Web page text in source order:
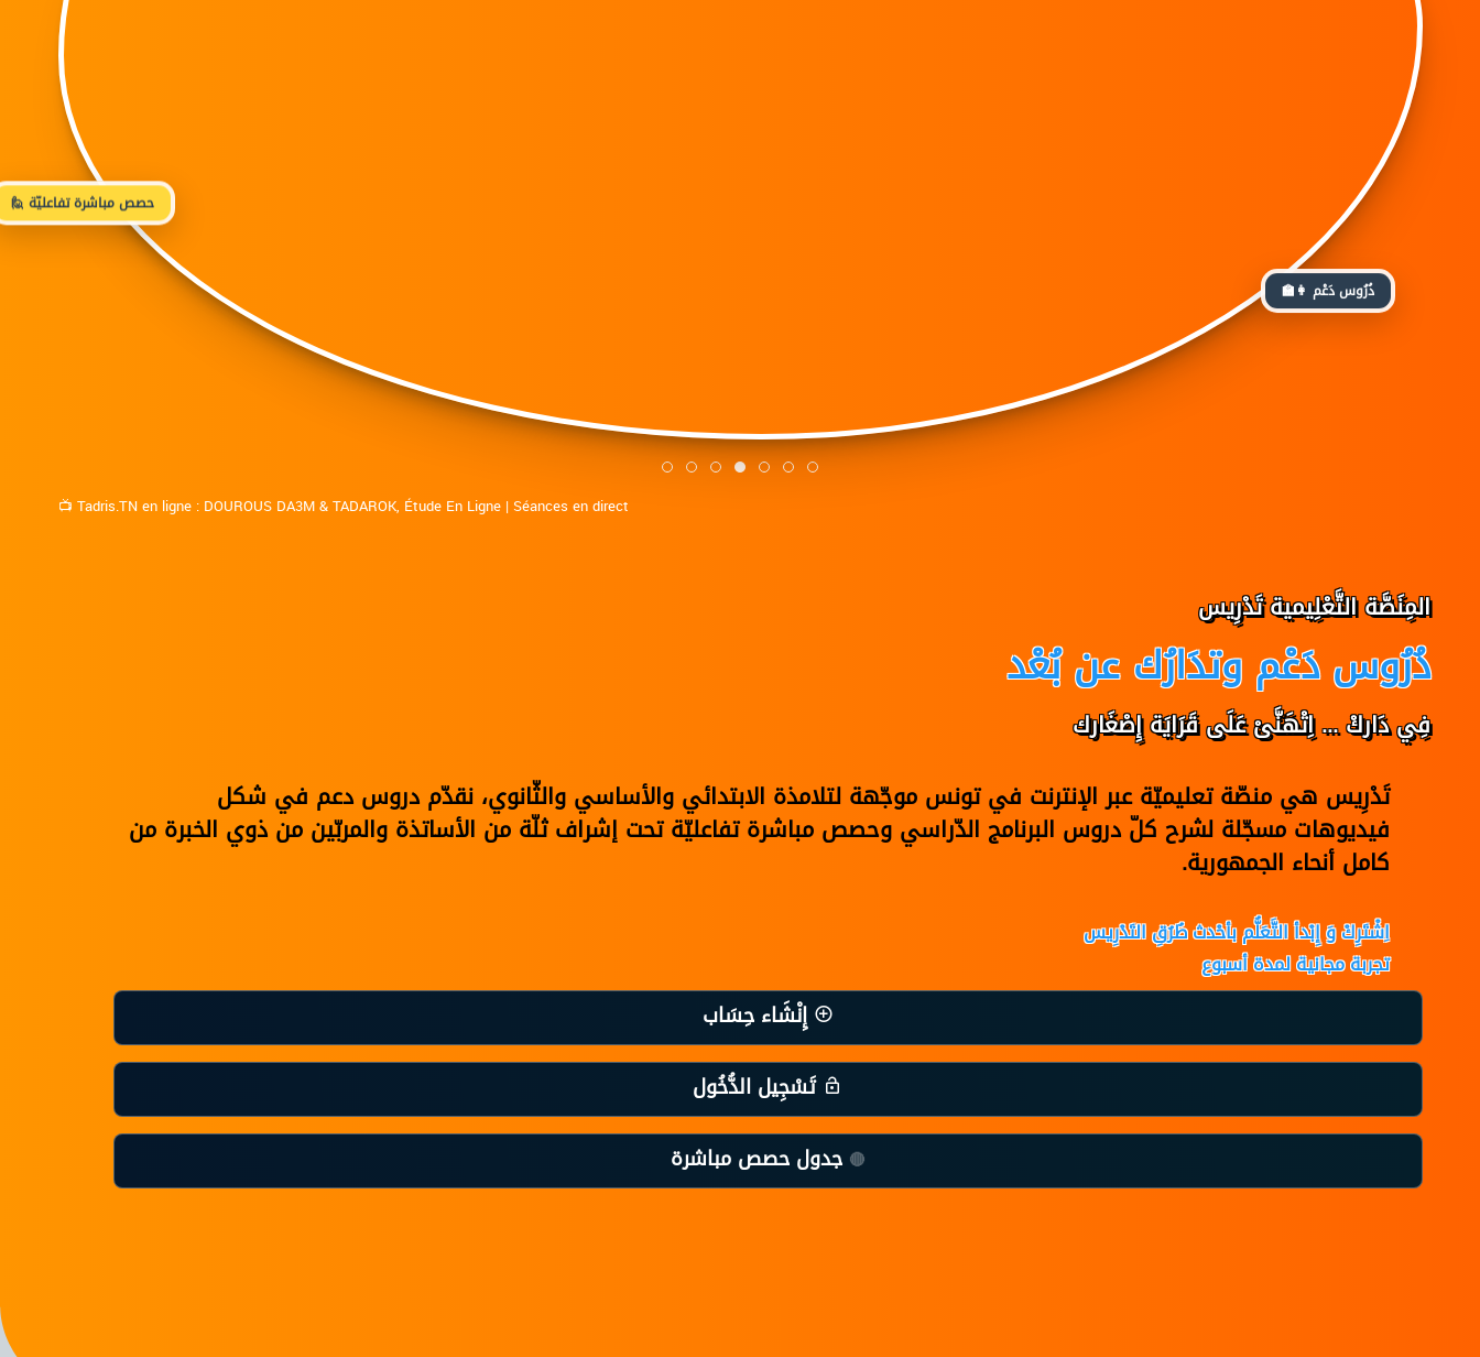
🙋 حصص مباشرة تفاعليّة
👩‍🏫 دُرُوس دَعْم
📺 Tadris.TN en ligne: DOUROUS DA3M&TADAROK, Étude En Ligne|Séances en direct
المِنَصَّة التَّعْلِيمية تَدْرِيس
دُرُوس دَعْم وتدَارُك عن بُعْد
فِي دَاركْ ... اِتْهَنَّىْ عَلَى قَرَايَة إِصْغَارك
تَدْرِيس هي منصّة تعليميّة عبر الإنترنت في تونس موجّهة لتلامذة الابتدائي والأساسي والثّانوي، نقدّم دروس دعم في شكل
فيديوهات مسجّلة لشرح كلّ دروس البرنامج الدّراسي وحصص مباشرة تفاعليّة تحت إشراف ثلّة من الأساتذة والمربّين من ذوي الخبرة من
كامل أنحاء الجمهورية.
اِشْتَرِكْ وَ إِبْدأ التَّعَلُّم بأحْدث طُرُقِ التَدْرِيس
تجربة مجانية لمدة أسبوع
إِنْشَاء حِسَاب
تَسْجِيل الدُّخُول
🔴 جدول حصص مباشرة